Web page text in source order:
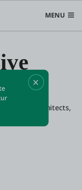
MENU
Solution Architects,